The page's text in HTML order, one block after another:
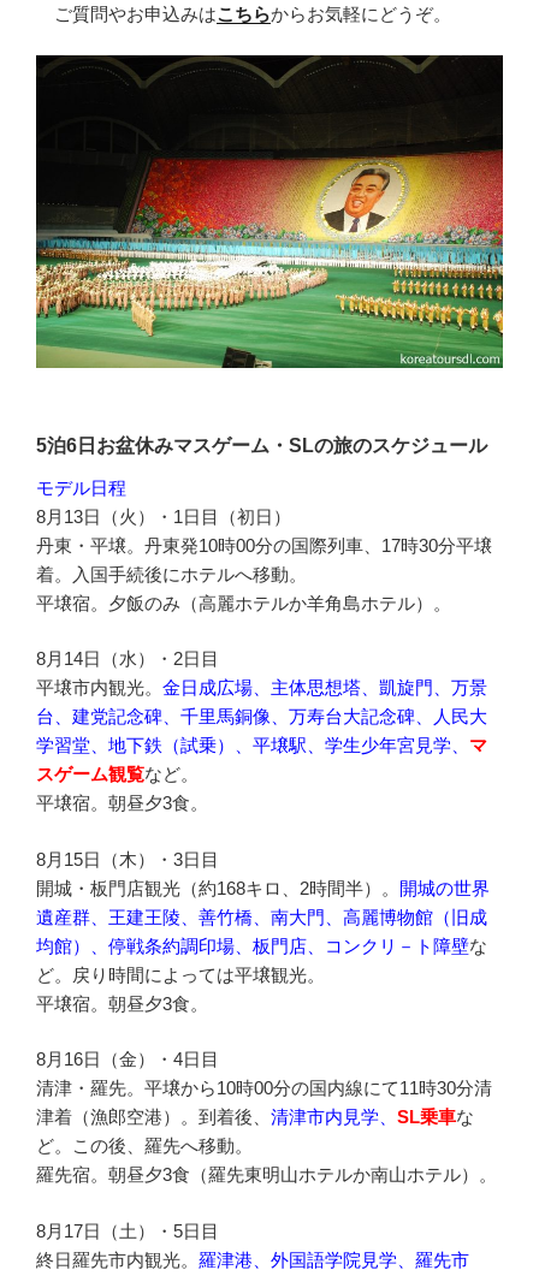
ご質問やお申込みはこちらからお気軽にどうぞ。
5泊6日お盆休みマスゲーム・SLの旅のスケジュール
モデル日程
8月13日（火）・1日目（初日）
丹東・平壌。丹東発10時00分の国際列車、17時30分平壌
着。入国手続後にホテルへ移動。
平壌宿。夕飯のみ（高麗ホテルか羊角島ホテル）。
8月14日（水）・2日目
平壌市内観光。 金日成広場、主体思想塔、凱旋門、万景
台、建党記念碑、千里馬銅像、万寿台大記念碑、人民大
学習堂、地下鉄（試乗）、平壌駅、学生少年宮見学、 マ
スゲーム観覧など。
平壌宿。朝昼夕3食。
8月15日（木）・3日目
開城・板門店観光（約168キロ、2時間半）。 開城の世界
遺産群、王建王陵、善竹橋、南大門、高麗博物館（旧成
均館）、停戦条約調印場、板門店、コンクリ－ト障壁な
ど。戻り時間によっては平壌観光。
平壌宿。朝昼夕3食。
8月16日（金）・4日目
清津・羅先。平壌から10時00分の国内線にて11時30分清
津着（漁郎空港）。到着後、 清津市内見学、 SL乗車な
ど。この後、羅先へ移動。
羅先宿。朝昼夕3食（羅先東明山ホテルか南山ホテル）。
8月17日（土）・5日目
終日羅先市内観光。 羅津港、外国語学院見学、羅先市